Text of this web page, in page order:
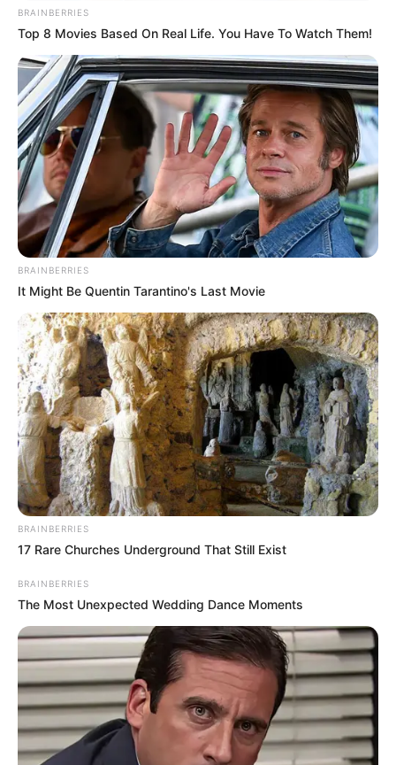
dadurch der Preis ändert.
BRAINBERRIES
Top 8 Movies Based On Real Life. You Have To Watch Them!
BRAINBERRIES
It Might Be Quentin Tarantino's Last Movie
BRAINBERRIES
17 Rare Churches Underground That Still Exist
BRAINBERRIES
The Most Unexpected Wedding Dance Moments